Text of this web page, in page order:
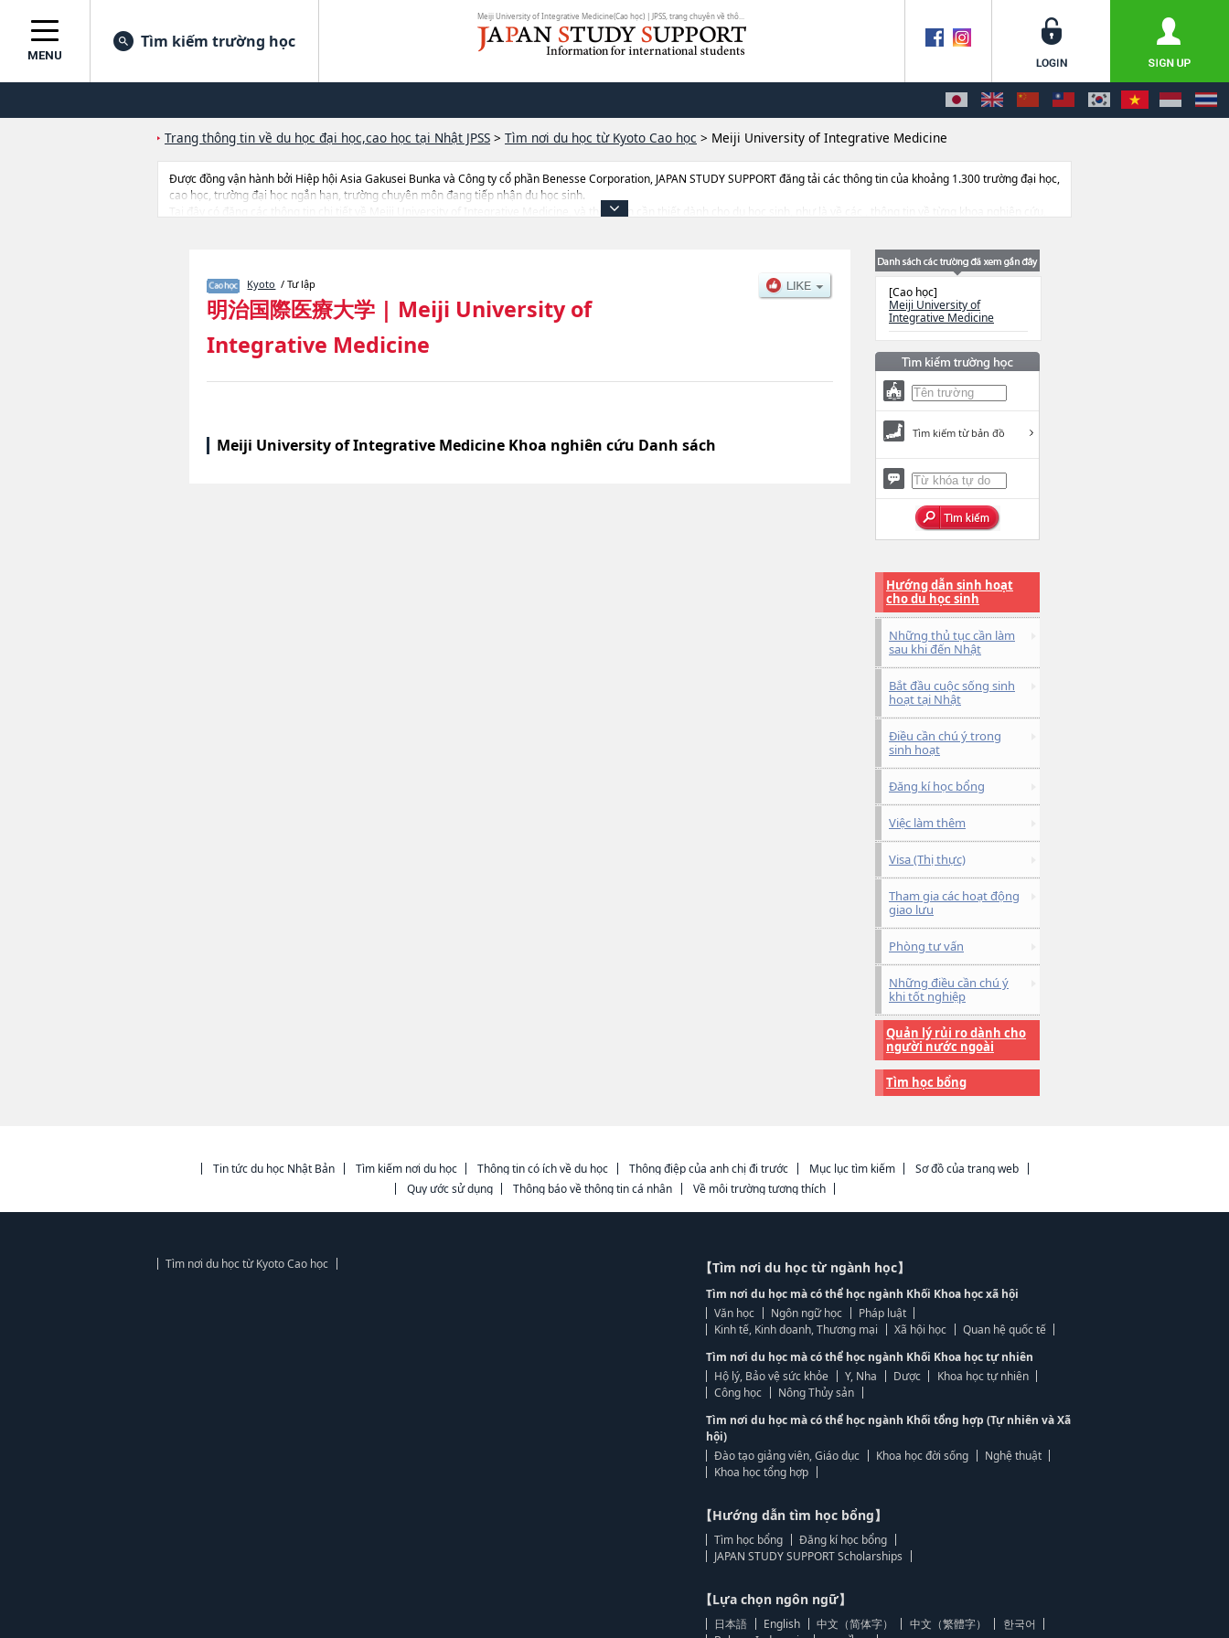
Meiji University of Integrative Medicine(Cao học) | JPSS, trang chuyên về thô...
MENU
Tìm kiếm trường học
Trang thông tin về du học đại học,cao học tại Nhật JPSS > Tìm nơi du học từ Kyoto Cao học > Meiji University of Integrative Medicine
Được đồng vận hành bởi Hiệp hội Asia Gakusei Bunka và Công ty cổ phần Benesse Corporation, JAPAN STUDY SUPPORT đăng tải các thông tin của khoảng 1.300 trường đại học,
cao học, trường đại học ngắn hạn, trường chuyên môn đang tiếp nhận du học sinh.
Tại đây có đăng các thông tin chi tiết về Meiji University of Integrative Medicine, và thông tin cần thiết dành cho du học sinh, như là về các , thông tin về từng khoa nghiên cứu,
Kyoto / Tư lập
明治国際医療大学 | Meiji University of
Integrative Medicine
Meiji University of Integrative Medicine Khoa nghiên cứu Danh sách
[Cao học]
Meiji University of
Integrative Medicine
Tìm kiếm từ bản đồ
Hướng dẫn sinh hoạt
cho du học sinh
Những thủ tục cần làm
sau khi đến Nhật
Bắt đầu cuộc sống sinh
hoạt tại Nhật
Điều cần chú ý trong
sinh hoạt
Đăng kí học bổng
Việc làm thêm
Visa (Thị thực)
Tham gia các hoạt động
giao lưu
Phòng tư vấn
Những điều cần chú ý
khi tốt nghiệp
Quản lý rủi ro dành cho
người nước ngoài
Tìm học bổng
Tin tức du học Nhật Bản Tìm kiếm nơi du học Thông tin có ích về du học Thông điệp của anh chị đi trước Mục lục tìm kiếm
Sơ đồ của trang web
Quy ước sử dụng
Thông báo về thông tin cá nhân Về môi trường tương thích
Tìm nơi du học từ Kyoto Cao học 【Tìm nơi du học từ ngành học】
Tìm nơi du học mà có thể học ngành Khối Khoa học xã hội
Văn học
Ngôn ngữ học
Pháp luật
Kinh tế, Kinh doanh, Thương mại
Xã hội học
Quan hệ quốc tế
Tìm nơi du học mà có thể học ngành Khối Khoa học tự nhiên
Hộ lý, Bảo vệ sức khỏe
Y, Nha Dược
Khoa học tự nhiên
Công học
Nông Thủy sản
Tìm nơi du học mà có thể học ngành Khối tổng hợp (Tự nhiên và Xã
hội)
Đào tạo giảng viên, Giáo dục
Khoa học đời sống
Nghệ thuật
Khoa học tổng hợp
【Hướng dẫn tìm học bổng】
Tìm học bổng
Đăng kí học bổng
JAPAN STUDY SUPPORT Scholarships
【Lựa chọn ngôn ngữ】
日本語 English 中文（简体字） 中文（繁體字）
한국어